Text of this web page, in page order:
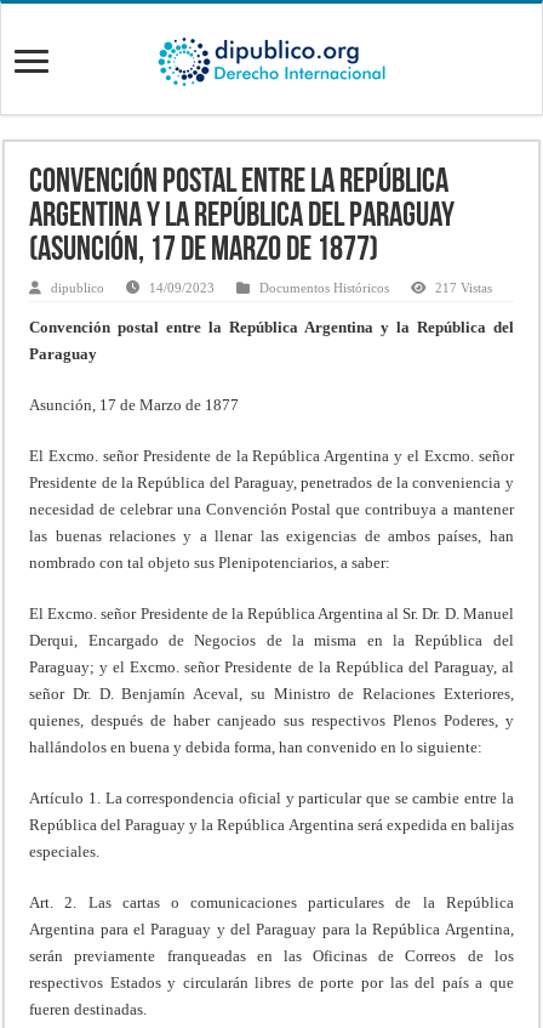
Convención postal entre la República
Argentina y la República del Paraguay
(Asunción, 17 de Marzo de 1877)
dipublico 14/09/2023 Documentos Históricos 217 Vistas
Convención postal entre la República Argentina y la República del
Paraguay
Asunción, 17 de Marzo de 1877
El Excmo. señor Presidente de la República Argentina y el Excmo. señor
Presidente de la República del Paraguay, penetrados de la conveniencia y
necesidad de celebrar una Convención Postal que contribuya a mantener
las buenas relaciones y a llenar las exigencias de ambos países, han
nombrado con tal objeto sus Plenipotenciarios, a saber:
El Excmo. señor Presidente de la República Argentina al Sr. Dr. D. Manuel
Derqui, Encargado de Negocios de la misma en la República del
Paraguay; y el Excmo. señor Presidente de la República del Paraguay, al
señor Dr. D. Benjamín Aceval, su Ministro de Relaciones Exteriores,
quienes, después de haber canjeado sus respectivos Plenos Poderes, y
hallándolos en buena y debida forma, han convenido en lo siguiente:
Artículo 1. La correspondencia oficial y particular que se cambie entre la
República del Paraguay y la República Argentina será expedida en balijas
especiales.
Art. 2. Las cartas o comunicaciones particulares de la República
Argentina para el Paraguay y del Paraguay para la República Argentina,
serán previamente franqueadas en las Oficinas de Correos de los
respectivos Estados y circularán libres de porte por las del país a que
fueren destinadas.